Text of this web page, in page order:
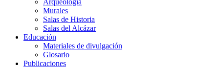
Arqueología
Murales
Salas de Historia
Salas del Alcázar
Educación
Materiales de divulgación
Glosario
Publicaciones